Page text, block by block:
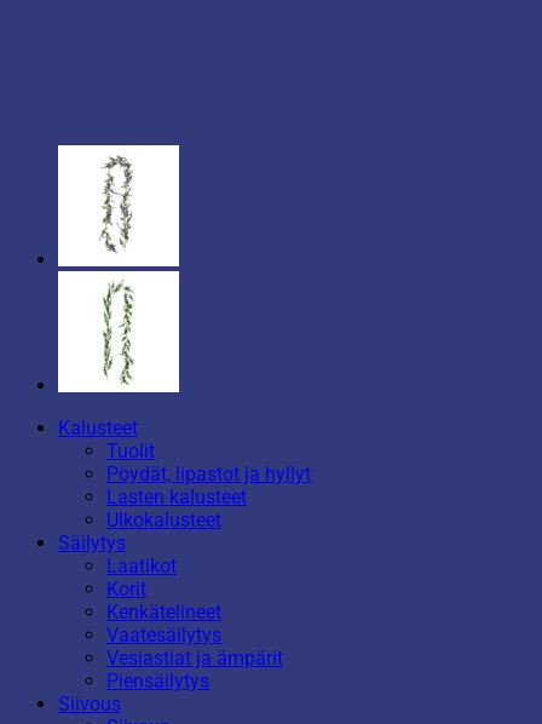
Kalusteet
Tuolit
Pöydät, lipastot ja hyllyt
Lasten kalusteet
Ulkokalusteet
Säilytys
Laatikot
Korit
Kenkätelineet
Vaatesäilytys
Vesiastiat ja ämpärit
Piensäilytys
Siivous